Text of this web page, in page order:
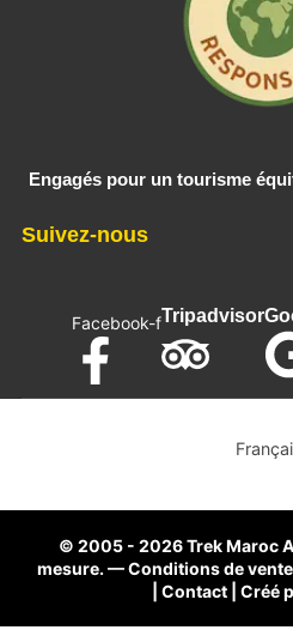
Engagés pour un tourisme
Suivez-nous
Facebook-fTripadvisor
© 2005 - 2026 Trek Maroc
mesure.—Conditions de vente
Contact Créé